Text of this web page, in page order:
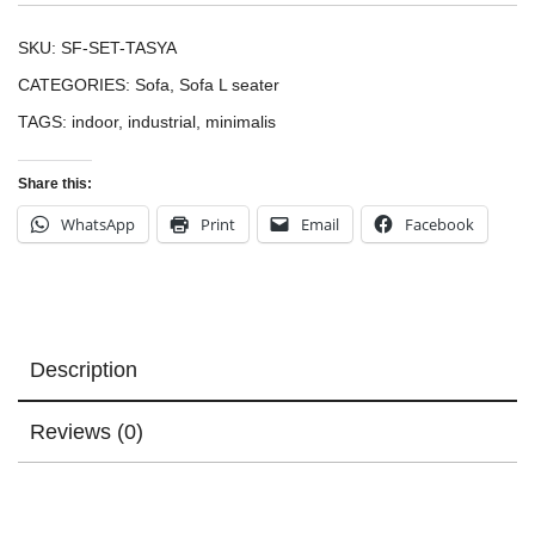
SKU: SF-SET-TASYA
CATEGORIES: Sofa Sofa L seater
TAGS: indoor, industrial minimalis
Share this:
WhatsApp Print Email Facebook
Description
Reviews (0)